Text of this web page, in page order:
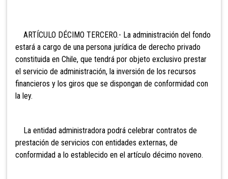
ARTÍCULO DÉCIMO TERCERO.- La administración del fondo
estará a cargo de una persona jurídica de derecho privado
constituida en Chile, que tendrá por objeto exclusivo prestar
el servicio de administración, la inversión de los recursos
financieros y los giros que se dispongan de conformidad con
la ley.
La entidad administradora podrá celebrar contratos de
prestación de servicios con entidades externas, de
conformidad a lo establecido en el artículo décimo noveno.